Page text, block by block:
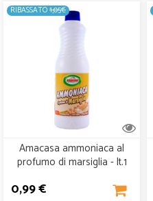
RIBASSATO1,05€
Amacasa ammoniaca al
profumo di marsiglia - lt.1
0,99 €